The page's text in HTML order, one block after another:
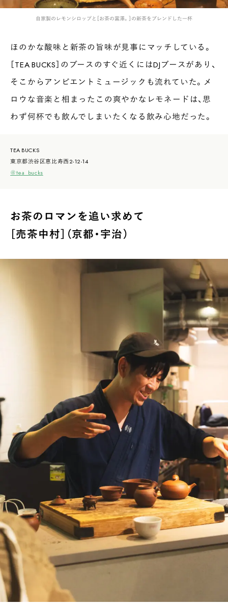
自家製のレモンシロップと［お茶の富澤。］の新茶をブレンドした一杯
ほのかな酸味と新茶の旨味が見事にマッチしている。
［TEA BUCKS］のブースのすぐ近くにはDJブースがあり、
そこからアンビエントミュージックも流れていた。メ
ロウな音楽と相まったこの爽やかなレモネードは、思
わず何杯でも飲んでしまいたくなる飲み心地だった。
TEA BUCKS
東京都渋谷区恵比寿西2-12-14
＠tea_bucks
お茶のロマンを追い求めて
［売茶中村］（京都・宇治）